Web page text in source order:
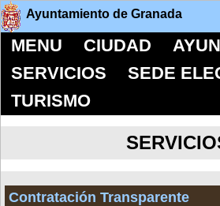
Ayuntamiento de Granada
MENU CIUDAD
SERVICIOS
SEDE
TURISMO
Contratación Transparente